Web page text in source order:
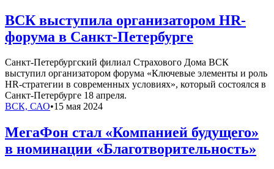
ВСК выступила организатором HR-
форума в Санкт-Петербурге
Санкт-Петербургский филиал Страхового Дома ВСК
выступил организатором форума «Ключевые элементы и роль
HR-стратегии в современных условиях», который состоялся в
Санкт-Петербурге 18 апреля.
ВСК, САО•15 мая 2024
МегаФон стал «Компанией будущего»
в номинации «Благотворительность»